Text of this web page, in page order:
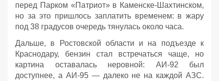
перед Парком «Патриот» в Каменске‑Шахтинском,
но за это пришлось заплатить временем: в жару
под 38 градусов очередь тянулась около часа.
Дальше, в Ростовской области и на подъезде к
Краснодару, бензин стал встречаться чаще, но
картина оставалась неровной: АИ‑92 был
доступнее, а АИ‑95 — далеко не на каждой АЗС.